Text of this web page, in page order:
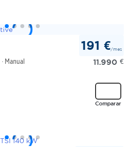
Manual
191 €/mes
11.990 €
Comparar